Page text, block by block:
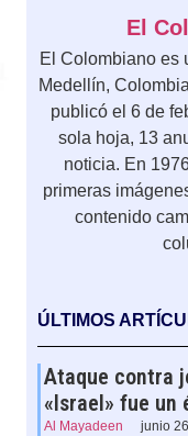
El
El Colombiano es
Medellín,
publicó el 6 de
sola hoja, 13
noticia. En
primeras
contenido
ÚLTIMOS
Ataque contra
«Israel» fue un
Al Mayadeen junio